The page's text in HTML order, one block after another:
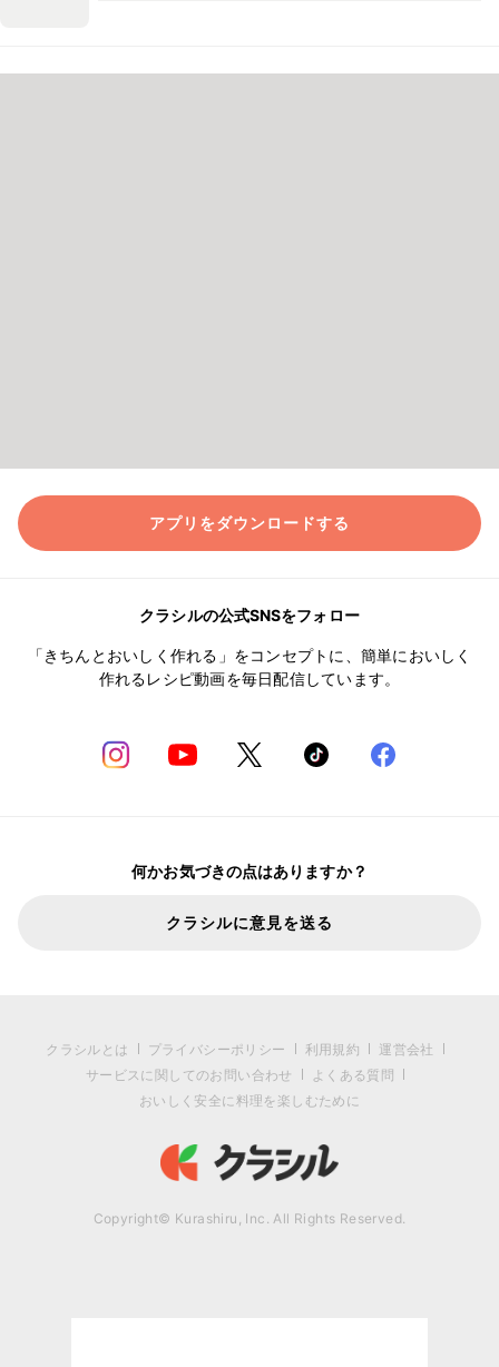
アプリをダウンロードする
クラシルの公式SNSをフォロー
「きちんとおいしく作れる」をコンセプトに、簡単においしく
作れるレシピ動画を毎日配信しています。
何かお気づきの点はありますか？
クラシルに意見を送る
クラシルとは プライバシーポリシー 利用規約
運営会社
サービスに関してのお問い合わせ
よくある質問
おいしく安全に料理を楽しむために
Copyright© Kurashiru, Inc. All Rights Reserved.